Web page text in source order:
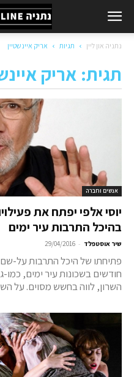
נתניה און ליין תגיות אריק איינשטיין
תגית: אריק
אנשים וחברה
יוסי אלפי יפתח את
בהיכל התרבות עיר ימים
שיר אוסטפלד -
29/04/2016
פתיחתו של היכל התרבות על-שם
חודשים בשכונות עיר ימים,
השרון, לווה בחשש מסוים. על